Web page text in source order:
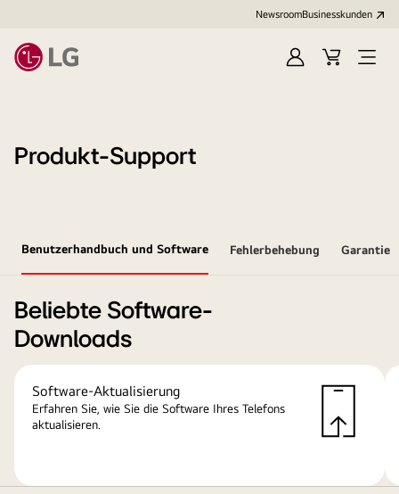
NewsroomBusinesskunden
AnmeldenWarenkorb
Menü
Produkt-Support
Benutzerhandbuch und Software Fehlerbehebung Garantie
Beliebte Software-
Downloads
Software-Aktualisierung
Erfahren Sie, wie Sie die Software Ihres Telefons
aktualisieren.